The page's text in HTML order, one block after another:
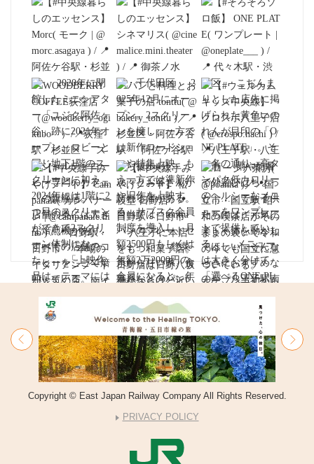
Copyright © East Japan Railway Company All Rights Reserved.
PRIVACY POLICY